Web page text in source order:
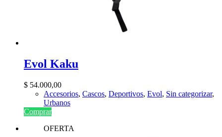
Evol Kaku
$ 54.000,00
Accesorios, Cascos, Deportivos, Evol, Sin categorizar,
Urbanos
Comprar
OFERTA